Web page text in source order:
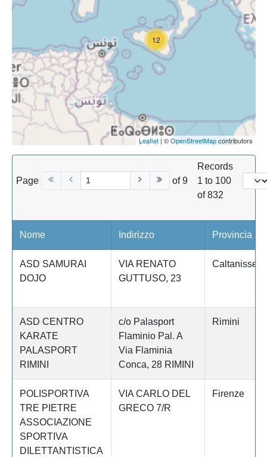
12
Leaflet| ©OpenStreetMapcontributors
Page of 9
Records
1 to 100
of 832
Nome Indirizzo Provincia
ASD SAMURAI
DOJO
VIA RENATO
GUTTUSO, 23
Caltanissetta
ASD CENTRO
KARATE
PALASPORT
RIMINI
c/o Palasport
Flaminio Pal. A
Via Flaminia
Conca, 28 RIMINI
Rimini
POLISPORTIVA
TRE PIETRE
ASSOCIAZIONE
SPORTIVA
DILETTANTISTICA
VIA CARLO DEL
GRECO 7/R
Firenze